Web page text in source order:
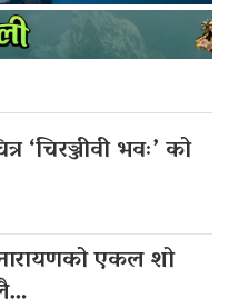
‘चिरञ्जीवी भवः’ को
एकल शो